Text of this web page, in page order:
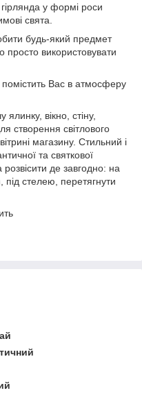
у формі роси
свята.
будь-який предмет
просто використовувати
помістить Вас в атмосферу
вікно, стіну,
створення світлового
магазину. Стильний і
та святкової
де завгодно: на
під стелею, перетягнути